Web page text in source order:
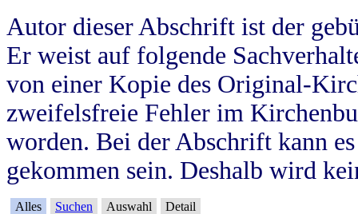
Autor dieser Abschrift ist der
Er weist auf folgende
von einer Kopie des Original-
zweifelsfreie Fehler im
worden. Bei der Abschrift kann
gekommen sein. Deshalb wird
Alles Suchen Auswahl Detail